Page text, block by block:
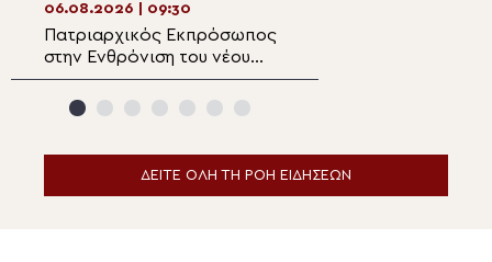
06.08.2026 | 09:30
Πατριαρχικός Εκπρόσωπος
στην Ενθρόνιση του νέου
Αρχιεπισκόπου Καναδά ο
Αρχιεπίσκοπος Θυατείρων
ΔΕΙΤΕ ΟΛΗ ΤΗ ΡΟΗ ΕΙΔΗΣΕΩΝ